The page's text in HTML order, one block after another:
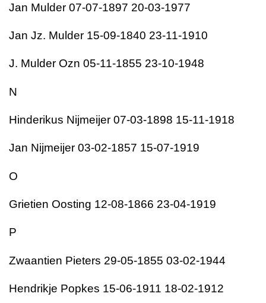
Jan Mulder 07-07-1897 20-03-1977
Jan Jz. Mulder 15-09-1840 23-11-1910
J. Mulder Ozn 05-11-1855 23-10-1948
N
Hinderikus Nijmeijer 07-03-1898 15-11-1918
Jan Nijmeijer 03-02-1857 15-07-1919
O
Grietien Oosting 12-08-1866 23-04-1919
P
Zwaantien Pieters 29-05-1855 03-02-1944
Hendrikje Popkes 15-06-1911 18-02-1912